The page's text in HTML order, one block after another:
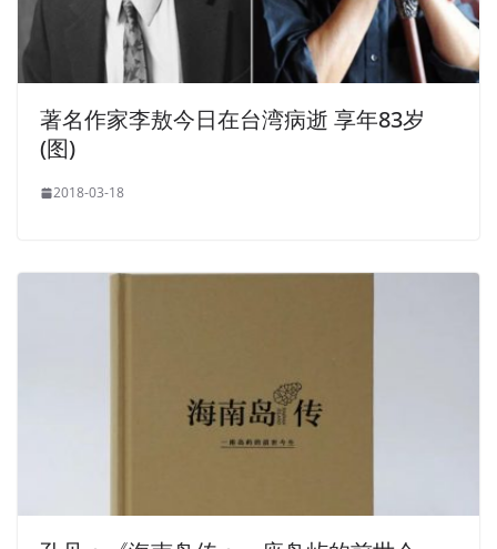
著名作家李敖今日在台湾病逝 享年83岁
(图)
2018-03-18